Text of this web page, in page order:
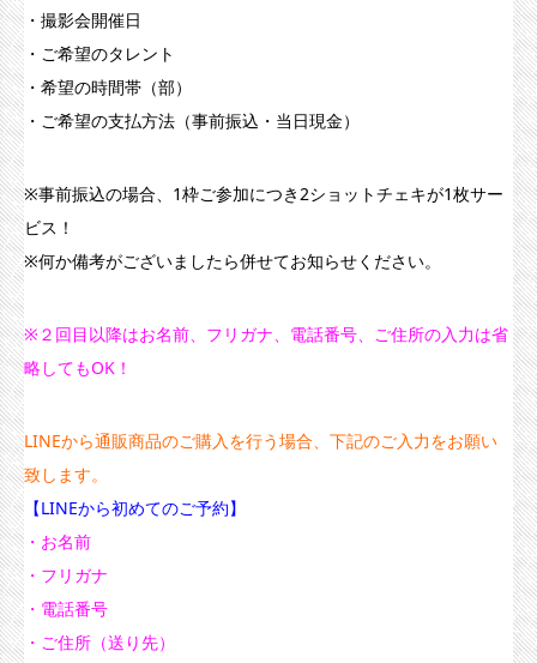
・撮影会開催日
・ご希望のタレント
・希望の時間帯（部）
・ご希望の支払方法（事前振込・当日現金）
※事前振込の場合、1枠ご参加につき2ショットチェキが1枚サー
ビス！
※何か備考がございましたら併せてお知らせください。
※２回目以降はお名前、フリガナ、電話番号、ご住所の入力は省
略してもOK！
LINEから通販商品のご購入を行う場合、下記のご入力をお願い
致します。
【LINEから初めてのご予約】
・お名前
・フリガナ
・電話番号
・ご住所（送り先）